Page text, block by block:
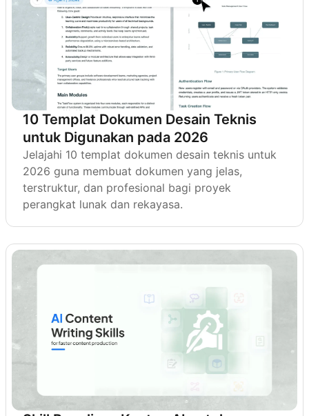
10 Templat Dokumen Desain Teknis
untuk Digunakan pada 2026
Jelajahi 10 templat dokumen desain teknis untuk
2026 guna membuat dokumen yang jelas,
terstruktur, dan profesional bagi proyek
perangkat lunak dan rekayasa.